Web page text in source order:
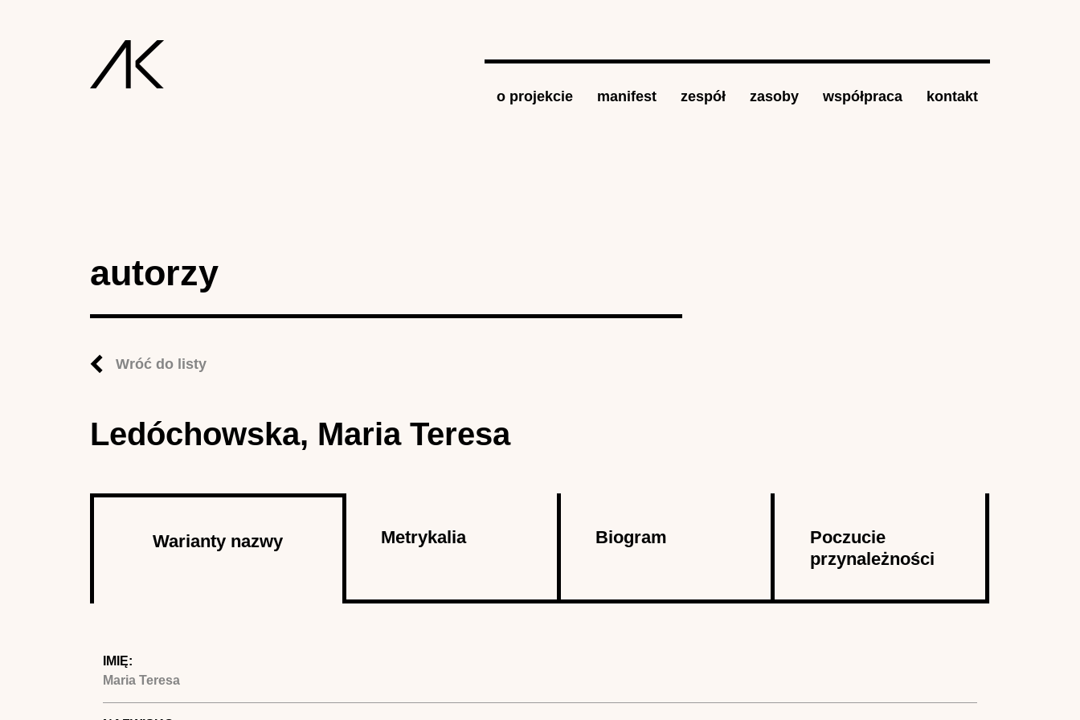
o projekcie manifest zespół zasoby współpraca kontakt
autorzy
Wróć do listy
Ledóchowska, Maria Teresa
AutorWarianty nazwy Metrykalia Biogram
Poczucie
przynależności
IMIĘ:
Maria Teresa